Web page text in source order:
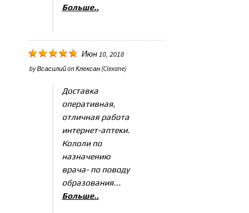
Больше..
Июн 10, 2018
byВсасилийonКлексан (Clexane)
Доставка
оперативная,
отличная работа
интернет-аптеки.
Кололи по
назначению
врача- по поводу
образования...
Больше..